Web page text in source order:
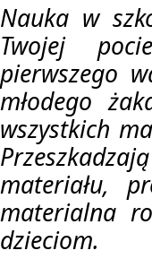
Nauka w
Twojej
pierwszego
młodego
wszystkich
materiału,
materialna
dzieciom.